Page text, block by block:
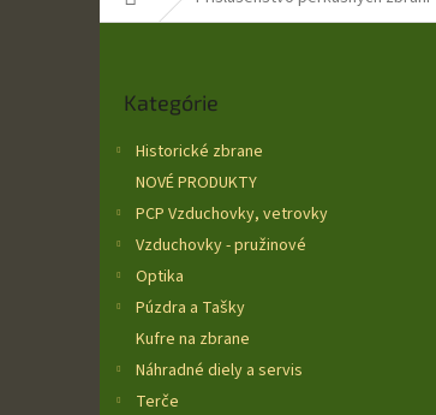
kategórie
Kategórie
Historické zbrane
NOVÉ PRODUKTY
PCP Vzduchovky, vetrovky
Vzduchovky - pružinové
Optika
Púzdra a Tašky
Kufre na zbrane
Náhradné diely a servis
Terče